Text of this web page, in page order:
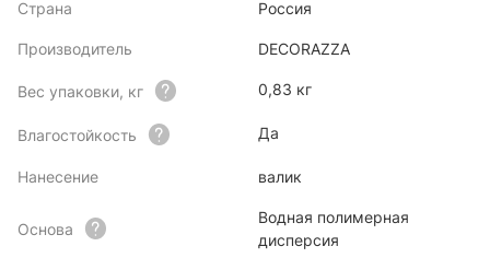
Страна Россия
Производитель DECORAZZA
Вес упаковки, кг 0,83 кг
Влагостойкость Да
Нанесение валик
Основа
Водная полимерная
дисперсия